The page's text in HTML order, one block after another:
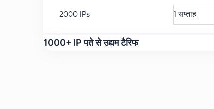
2000 IPs 1 सप्ताह
1000+ IP पते से उद्यम टैरिफ